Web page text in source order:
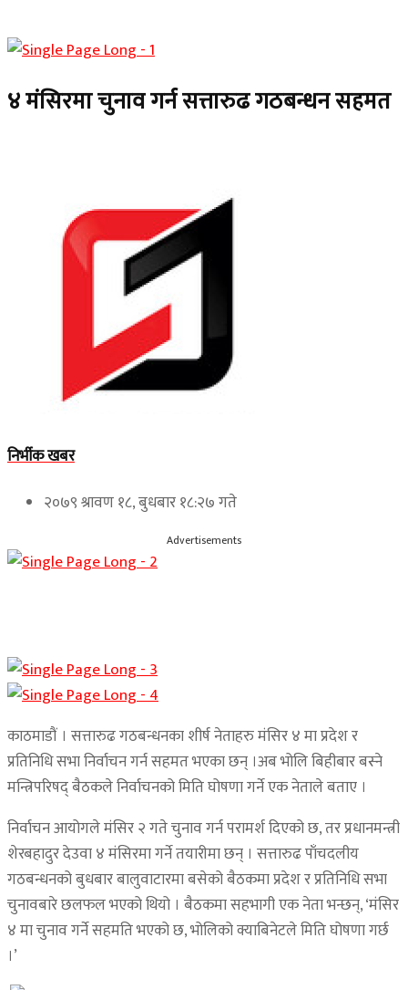
४ मंसिरमा चुनाव गर्न सत्तारुढ गठबन्धन सहमत
निर्भीक खबर
२०७९ श्रावण १८, बुधबार १८:२७ गते
Advertisements
काठमाडौं । सत्तारुढ गठबन्धनका शीर्ष नेताहरु मंसिर ४ मा प्रदेश र
प्रतिनिधि सभा निर्वाचन गर्न सहमत भएका छन् ।अब भोलि बिहीबार बस्ने
मन्त्रिपरिषद् बैठकले निर्वाचनको मिति घोषणा गर्ने एक नेताले बताए ।
निर्वाचन आयोगले मंसिर २ गते चुनाव गर्न परामर्श दिएको छ, तर प्रधानमन्त्री
शेरबहादुर देउवा ४ मंसिरमा गर्ने तयारीमा छन् । सत्तारुढ पाँचदलीय
गठबन्धनको बुधबार बालुवाटारमा बसेको बैठकमा प्रदेश र प्रतिनिधि सभा
चुनावबारे छलफल भएको थियो । बैठकमा सहभागी एक नेता भन्छन्, ‘मंसिर
४ मा चुनाव गर्ने सहमति भएको छ, भोलिको क्याबिनेटले मिति घोषणा गर्छ
।’